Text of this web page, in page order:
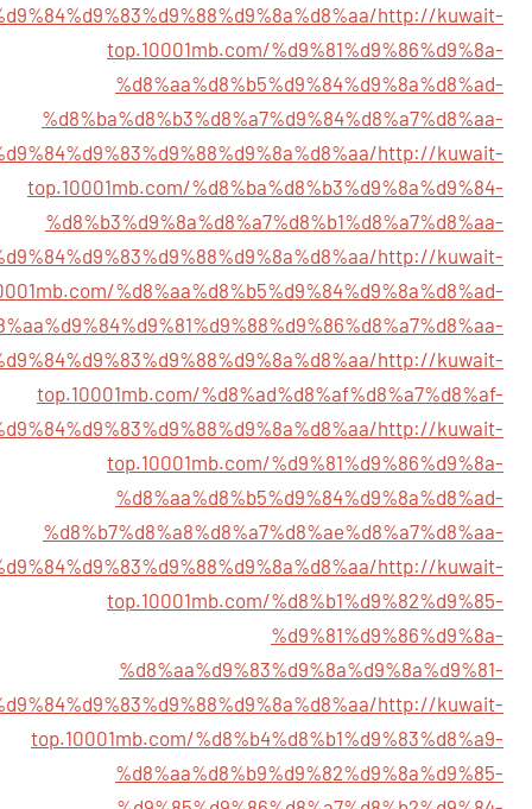
http://kuwait-
top.10001mb.com/%d9%81%d9%86%d9%8a-
%d8%aa%d8%b5%d9%84%d9%8a%d8%ad-
%d8%ba%d8%b3%d8%a7%d9%84%d8%a7%d8%aa-
http://kuwait-
top.10001mb.com/%d8%ba%d8%b3%d9%8a%d9%84-
%d8%b3%d9%8a%d8%a7%d8%b1%d8%a7%d8%aa-
http://kuwait-
%d8%aa%d8%b5%d9%84%d9%8a%d8%ad-
http://kuwait-
top.10001mb.com/%d8%ad%d8%af%d8%a7%d8%af-
http://kuwait-
top.10001mb.com/%d9%81%d9%86%d9%8a-
%d8%aa%d8%b5%d9%84%d9%8a%d8%ad-
%d8%b7%d8%a8%d8%a7%d8%ae%d8%a7%d8%aa-
http://kuwait-
top.10001mb.com/%d8%b1%d9%82%d9%85-
%d9%81%d9%86%d9%8a-
%d8%aa%d9%83%d9%8a%d9%8a%d9%81-
http://kuwait-
top.10001mb.com/%d8%b4%d8%b1%d9%83%d8%a9-
%d8%aa%d8%b9%d9%82%d9%8a%d9%85-